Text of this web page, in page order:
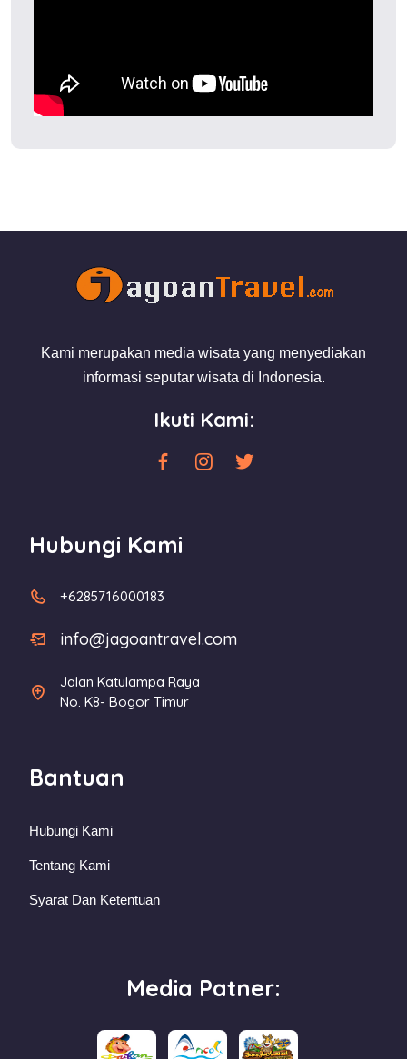
Kami merupakan media wisata yang menyediakan
informasi seputar wisata di Indonesia.
Ikuti Kami:
Hubungi Kami
+6285716000183
info@jagoantravel.com
Jalan Katulampa Raya
No. K8- Bogor Timur
Bantuan
Hubungi Kami
Tentang Kami
Syarat Dan Ketentuan
Media Patner: